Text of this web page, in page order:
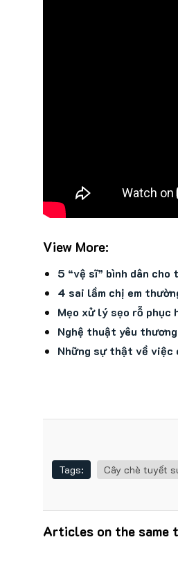
View More:
5 “vệ sĩ” bình dân
4 sai lầm chị em
Mẹo xử lý sẹo rỗ phục
Nghệ thuật yêu
Những sự thật về việc
Tags: Cây chè tuyết
Articles on the same